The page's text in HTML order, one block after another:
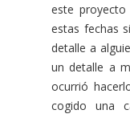
este
estas fechas
detalle a
un detalle a
ocurrió
cogido una